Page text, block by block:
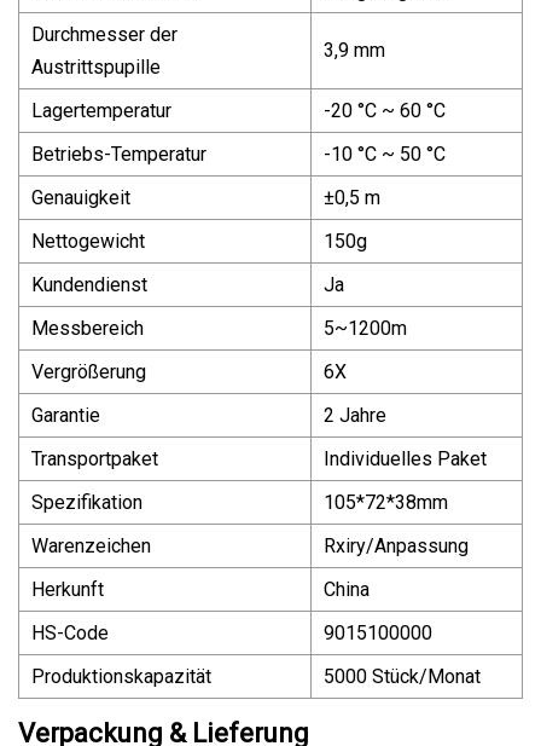
Durchmesser der
Austrittspupille
3,9 mm
Lagertemperatur
-20 °C ~ 60 °C
Betriebs-Temperatur
-10 °C ~ 50 °C
Genauigkeit
±0,5 m
Nettogewicht
150g
Kundendienst
Ja
Messbereich
5~1200m
Vergrößerung
6X
Garantie
2 Jahre
Transportpaket
Individuelles Paket
Spezifikation
105*72*38mm
Warenzeichen
Rxiry/Anpassung
Herkunft
China
HS-Code
9015100000
Produktionskapazität
5000 Stück/Monat
Verpackung & Lieferung